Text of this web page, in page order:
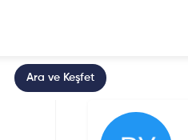
Ara ve Keşfet